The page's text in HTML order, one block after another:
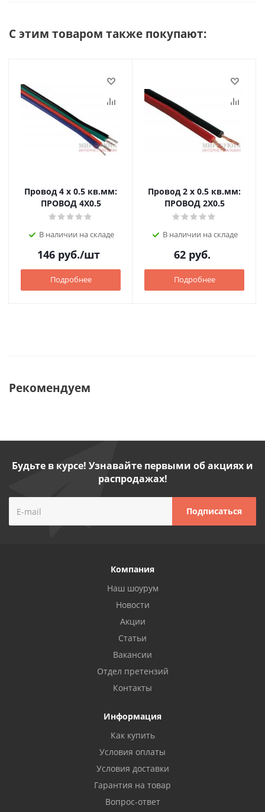
С этим товаром также покупают:
Провод 4 х 0.5 кв.мм:
ПРОВОД 4Х0.5
В наличии на складе
146 руб./шт
Подробнее
Провод 2 х 0.5 кв.мм:
ПРОВОД 2Х0.5
В наличии на складе
62 руб.
Подробнее
Рекомендуем
Будьте в курсе! Узнавайте первыми об акциях и
распродажах!
Компания
Наш шоурум
Новости
Акции
Статьи
Вакансии
Отдел претензий
Контакты
Информация
Как купить
Условия оплаты
Условия доставки
Гарантия на товар
Вопрос-ответ